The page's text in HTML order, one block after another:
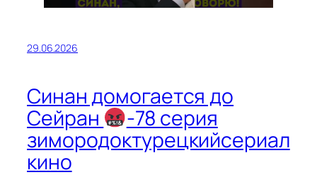
29.06.2026
Синан домогается до
Сейран -78 серия
зимородоктурецкийсериал
кино